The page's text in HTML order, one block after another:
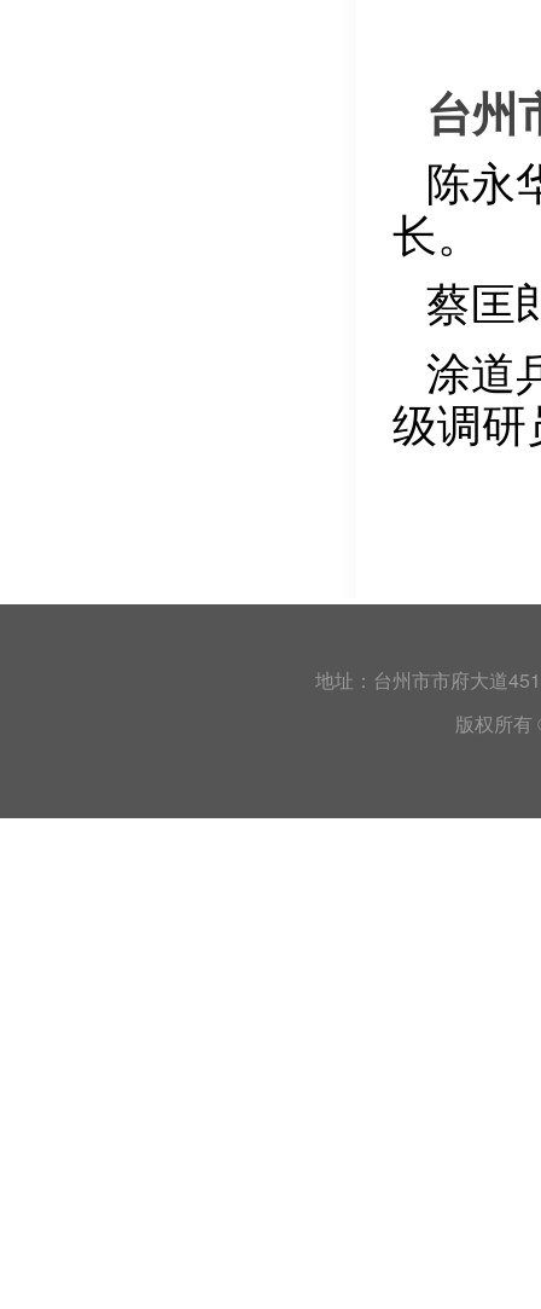
台州
陈永
长。
蔡匡
涂道
级调研
地址：台州市市府大道
版权所